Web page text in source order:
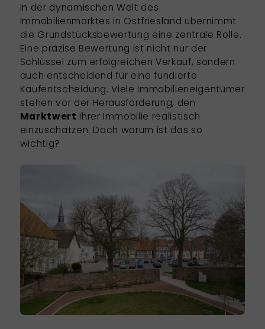
In der dynamischen Welt des
Immobilienmarktes in Ostfriesland übernimmt
die Grundstücksbewertung eine zentrale Rolle.
Eine präzise Bewertung ist nicht nur der
Schlüssel zum erfolgreichen Verkauf, sondern
auch entscheidend für eine fundierte
Kaufentscheidung. Viele Immobilieneigentümer
stehen vor der Herausforderung, den
Marktwert ihrer Immobilie realistisch
einzuschätzen. Doch warum ist das so
wichtig?